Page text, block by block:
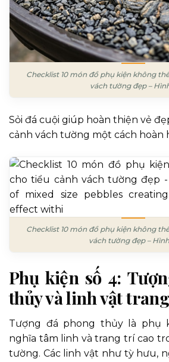
Checklist 10 món đồ phụ kiện không
vách tường đẹp –
Sỏi đá cuội giúp hoàn thiện vẻ
cảnh vách tường một cách hoàn
Checklist 10 món đồ phụ kiện không
vách tường đẹp – Hình
Phụ kiện số 4:
thủy và linh vật
Tượng đá phong thủy là phụ
nghĩa tâm linh và trang trí cao
tường. Các linh vật như tỳ hưu,